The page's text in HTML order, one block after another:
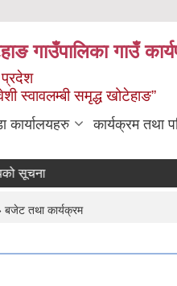
गाउँपालिका गाउँ
प्रदेश
स्वावलम्बी समृद्ध खोटेहाङ”
कार्यालयहरु कार्यक्रम तथा
तथा कार्यक्रम